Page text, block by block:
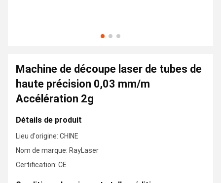
Machine de découpe laser de tubes de
haute précision 0,03 mm/m
Accélération 2g
Détails de produit
Lieu d'origine: CHINE
Nom de marque: RayLaser
Certification: CE